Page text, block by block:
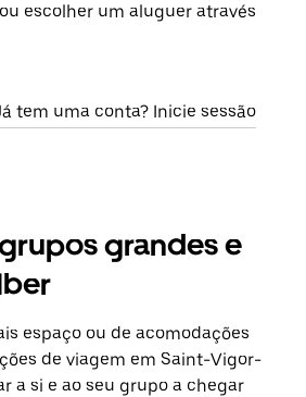
escolher um aluguer através
tem uma conta? Inicie sessão
grandes e
espaço ou de acomodações
de viagem em Saint-Vigor-
a si e ao seu grupo a chegar